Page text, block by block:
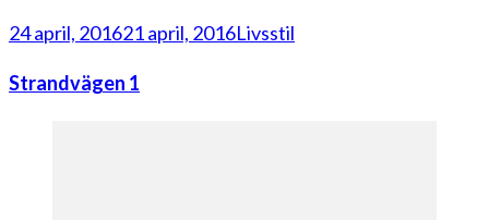
24 april, 201621 april, 2016Livsstil
Strandvägen 1